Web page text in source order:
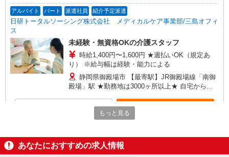
アルバイト パート 派遣社員 紹介予定派遣
日研トータルソーシング株式会社 メディカルケア事業部/三島オフィ
ス
未経験・無資格OKの介護スタッフ
時給1,400円〜1,600円 ★週払いOK（規定あ
り） ※給与幅は経験・能力による
静岡県御殿場市 【最寄駅】JR御殿場線「南御
殿場」駅 ★勤務地は3000ヶ所以上★ 自宅から通
さい！！
日研トータルソーシング株式会社 メディカルケア事業部/三島オフィ
ス
もっと見る
あなたにおすすめの求人情報